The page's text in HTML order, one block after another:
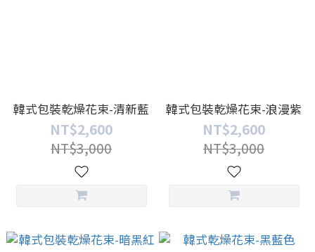
韓式包裝乾燥花束-清新藍
NT$2,600
NT$3,000
韓式包裝乾燥花束-浪漫紫
NT$2,600
NT$3,000